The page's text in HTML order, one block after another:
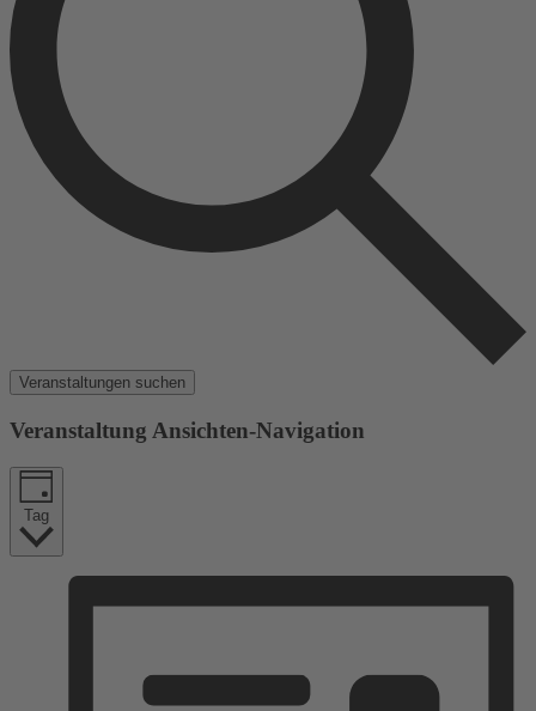
Veranstaltungen suchen
Veranstaltung Ansichten-Navigation
Tag